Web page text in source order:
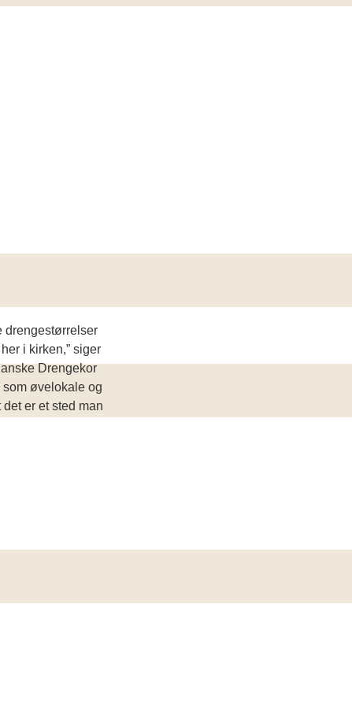
drengestørrelser
i kirken,” siger
Drengekor
øvelokale og
er et sted man